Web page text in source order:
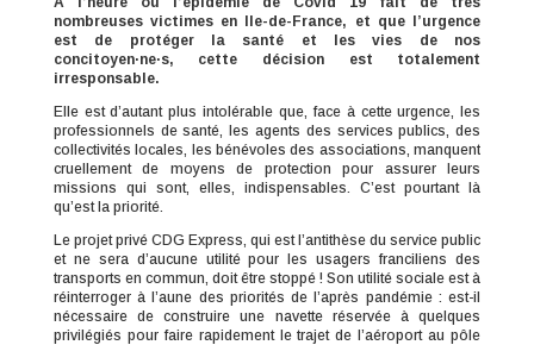
nombreuses victimes en Ile-de-France, et que l’urgence
est de protéger la santé et les vies de nos
concitoyen·ne·s, cette décision est totalement
irresponsable.
Elle est d’autant plus intolérable que, face à cette urgence, les
professionnels de santé, les agents des services publics, des
collectivités locales, les bénévoles des associations, manquent
cruellement de moyens de protection pour assurer leurs
missions qui sont, elles, indispensables. C’est pourtant là
qu’est la priorité.
Le projet privé CDG Express, qui est l’antithèse du service public
et ne sera d’aucune utilité pour les usagers franciliens des
transports en commun, doit être stoppé ! Son utilité sociale est à
réinterroger à l’aune des priorités de l’après pandémie : est-il
nécessaire de construire une navette réservée à quelques
privilégiés pour faire rapidement le trajet de l’aéroport au pôle